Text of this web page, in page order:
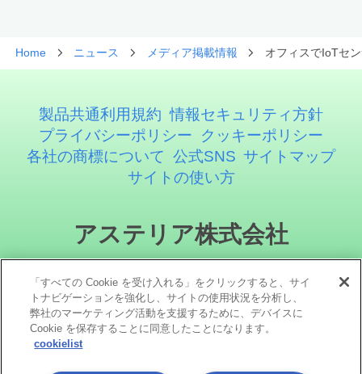
Home ニュース メディア掲載情報 オフィスでIoTセ
製品共通利用規約 情報セキュリティ方針
プライバシーポリシー
クッキーポリシー
各社の商標について 公式SNS サイトマップ
サイトの使い方
アステリア株式会社
「すべての Cookie を受け入れる」をクリックすると、サイ
トナビゲーションを強化し、サイトの使用状況を分析し、
弊社のマーケティング活動を支援するために、デバイスに
Cookie を保存することに同意したことになります。
cookielist